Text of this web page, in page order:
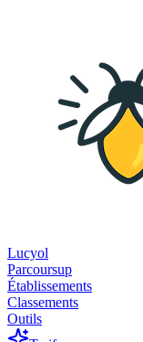
Lucyol
Parcoursup
Établissements
Classements
Outils